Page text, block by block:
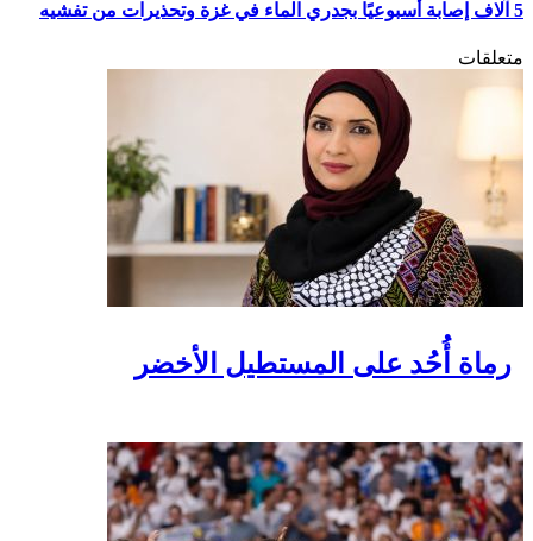
5 آلاف إصابة أسبوعيًا بجدري الماء في غزة وتحذيرات من تفشيه
متعلقات
رماة أُحُد على المستطيل الأخضر